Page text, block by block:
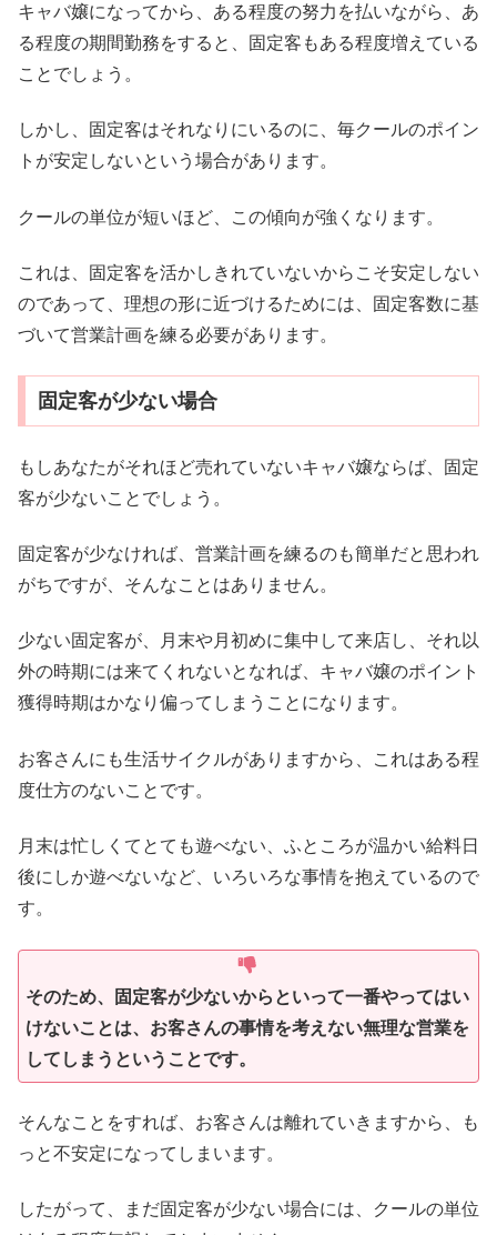
キャバ嬢になってから、ある程度の努力を払いながら、あ
る程度の期間勤務をすると、固定客もある程度増えている
ことでしょう。
しかし、固定客はそれなりにいるのに、毎クールのポイン
トが安定しないという場合があります。
クールの単位が短いほど、この傾向が強くなります。
これは、固定客を活かしきれていないからこそ安定しない
のであって、理想の形に近づけるためには、固定客数に基
づいて営業計画を練る必要があります。
固定客が少ない場合
もしあなたがそれほど売れていないキャバ嬢ならば、固定
客が少ないことでしょう。
固定客が少なければ、営業計画を練るのも簡単だと思われ
がちですが、そんなことはありません。
少ない固定客が、月末や月初めに集中して来店し、それ以
外の時期には来てくれないとなれば、キャバ嬢のポイント
獲得時期はかなり偏ってしまうことになります。
お客さんにも生活サイクルがありますから、これはある程
度仕方のないことです。
月末は忙しくてとても遊べない、ふところが温かい給料日
後にしか遊べないなど、いろいろな事情を抱えているので
す。
そのため、固定客が少ないからといって一番やってはい
けないことは、お客さんの事情を考えない無理な営業を
してしまうということです。
そんなことをすれば、お客さんは離れていきますから、も
っと不安定になってしまいます。
したがって、まだ固定客が少ない場合には、クールの単位